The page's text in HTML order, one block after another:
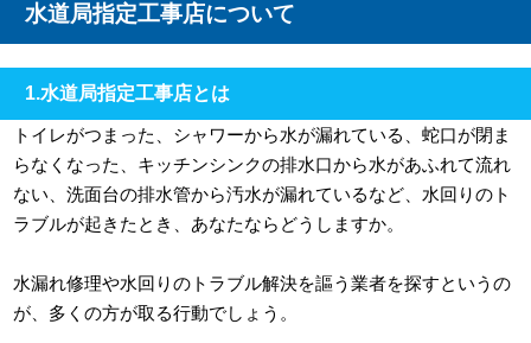
水道局指定工事店について
1.水道局指定工事店とは
トイレがつまった、シャワーから水が漏れている、蛇口が閉ま
らなくなった、キッチンシンクの排水口から水があふれて流れ
ない、洗面台の排水管から汚水が漏れているなど、水回りのト
ラブルが起きたとき、あなたならどうしますか。
水漏れ修理や水回りのトラブル解決を謳う業者を探すというの
が、多くの方が取る行動でしょう。